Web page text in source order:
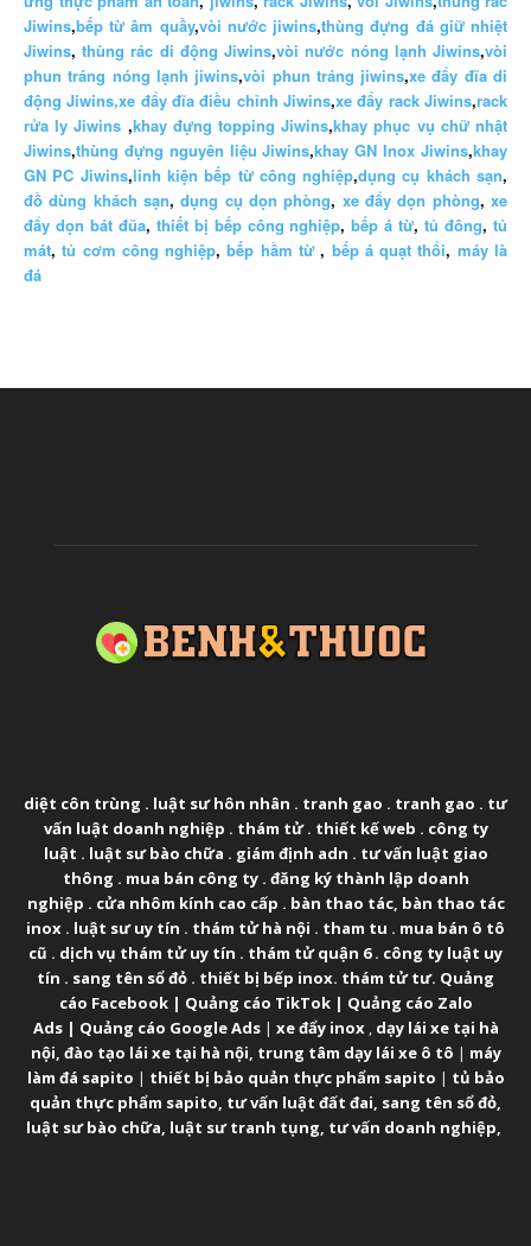
Jiwins,bếp từ âm quầy,vòi nước jiwins,thùng đựng đá giữ nhiệt
Jiwins,thùng rác di động Jiwins,vòi nước nóng lạnh Jiwins,vòi
phun tráng nóng lạnh jiwins,vòi phun tráng jiwins,xe đẩy đĩa di
động Jiwins,xe đẩy đĩa điều chỉnh Jiwins,xe đẩy rack Jiwins,rack
rửa ly Jiwins ,khay đựng topping Jiwins,khay phục vụ chữ nhật
Jiwins,thùng đựng nguyên liệu Jiwins,khay GN Inox Jiwins,khay
GN PC Jiwins,linh kiện bếp từ công nghiệp,dụng cụ khách sạn,
đồ dùng khách sạn,dụng cụ dọn phòng, xe đẩy dọn phòng,xe
đẩy dọn bát đũa, thiết bị bếp công nghiệp,bếp á từ,tủ đông,tủ
mát,tủ cơm công nghiệp,bếp hầm từ , bếp á quạt thổi, máy là
đá
diệt côn trùng . luật sư hôn nhân . tranh gao . tranh gao . tư
vấn luật doanh nghiệp . thám tử. thiết kế web . công ty
luật . luật sư bào chữa . giám định adn . tư vấn luật giao
thông . mua bán công ty. đăng ký thành lập doanh
nghiệp . cửa nhôm kính cao cấp . bàn thao tác, bàn thao tác
inox . luật sư uy tín . thám tử hà nội . tham tu . mua bán ô tô
cũ . dịch vụ thám tử uy tín . thám tử quận 6. công ty luật uy
tín . sang tên sổ đỏ . thiết bị bếp inox. thám tử tư. Quảng
cáo Facebook| Quảng cáo TikTok| Quảng cáo Zalo
Ads| Quảng cáo Google Ads| xe đẩy inox, dạy lái xe tại hà
nội, đào tạo lái xe tại hà nội, trung tâm dạy lái xe ô tô | máy
làm đá sapito | thiết bị bảo quản thực phẩm sapito | tủ bảo
quản thực phẩm sapito, tư vấn luật đất đai, sang tên sổ đỏ,
luật sư bào chữa, luật sư tranh tụng, tư vấn doanh nghiệp,